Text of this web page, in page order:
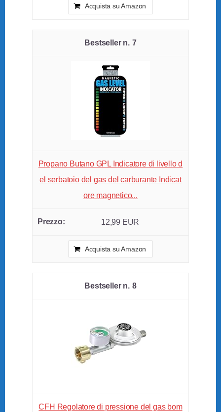
Acquista su Amazon
7
Propano Butano GPL Indicatore di livello d
el serbatoio del gas del carburante Indicat
ore magnetico...
12,99 EUR
Acquista su Amazon
8
CFH Regolatore di pressione del gas bom